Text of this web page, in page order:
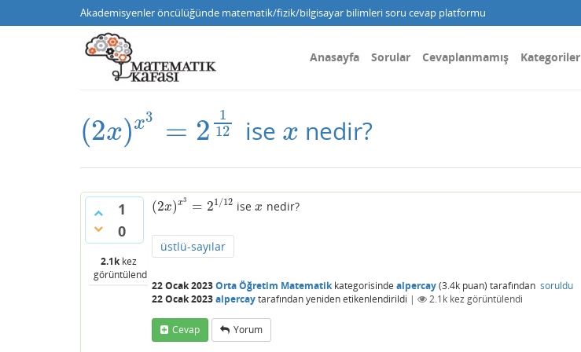
Akademisyenler öncülüğünde matematik/fizik/bilgisayar bilimleri soru cevap platformu
Anasayfa Sorular Cevaplanmamış Kategoriler
(2x)x3 = 2
1
12
(2x)x3= 21 12 ise x
x nedir?
1
0
2.1kkez
görüntülendi
(2x)x3 = 21 /12
(2x)x3= 21/ 12 isex
x nedir?
üstlü-sayılar
22 Ocak 2023Orta Öğretim Matematikkategorisinde alpercay(3.4k puan) tarafından soruldu
22 Ocak 2023alpercaytarafındanyeniden etikenlendirildi | 2.1k kez görüntülendi
Cevap Yorum